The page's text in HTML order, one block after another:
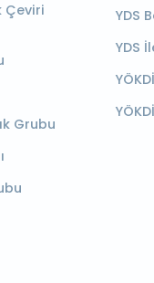
Çeviri
Grubu
YDS
YDS